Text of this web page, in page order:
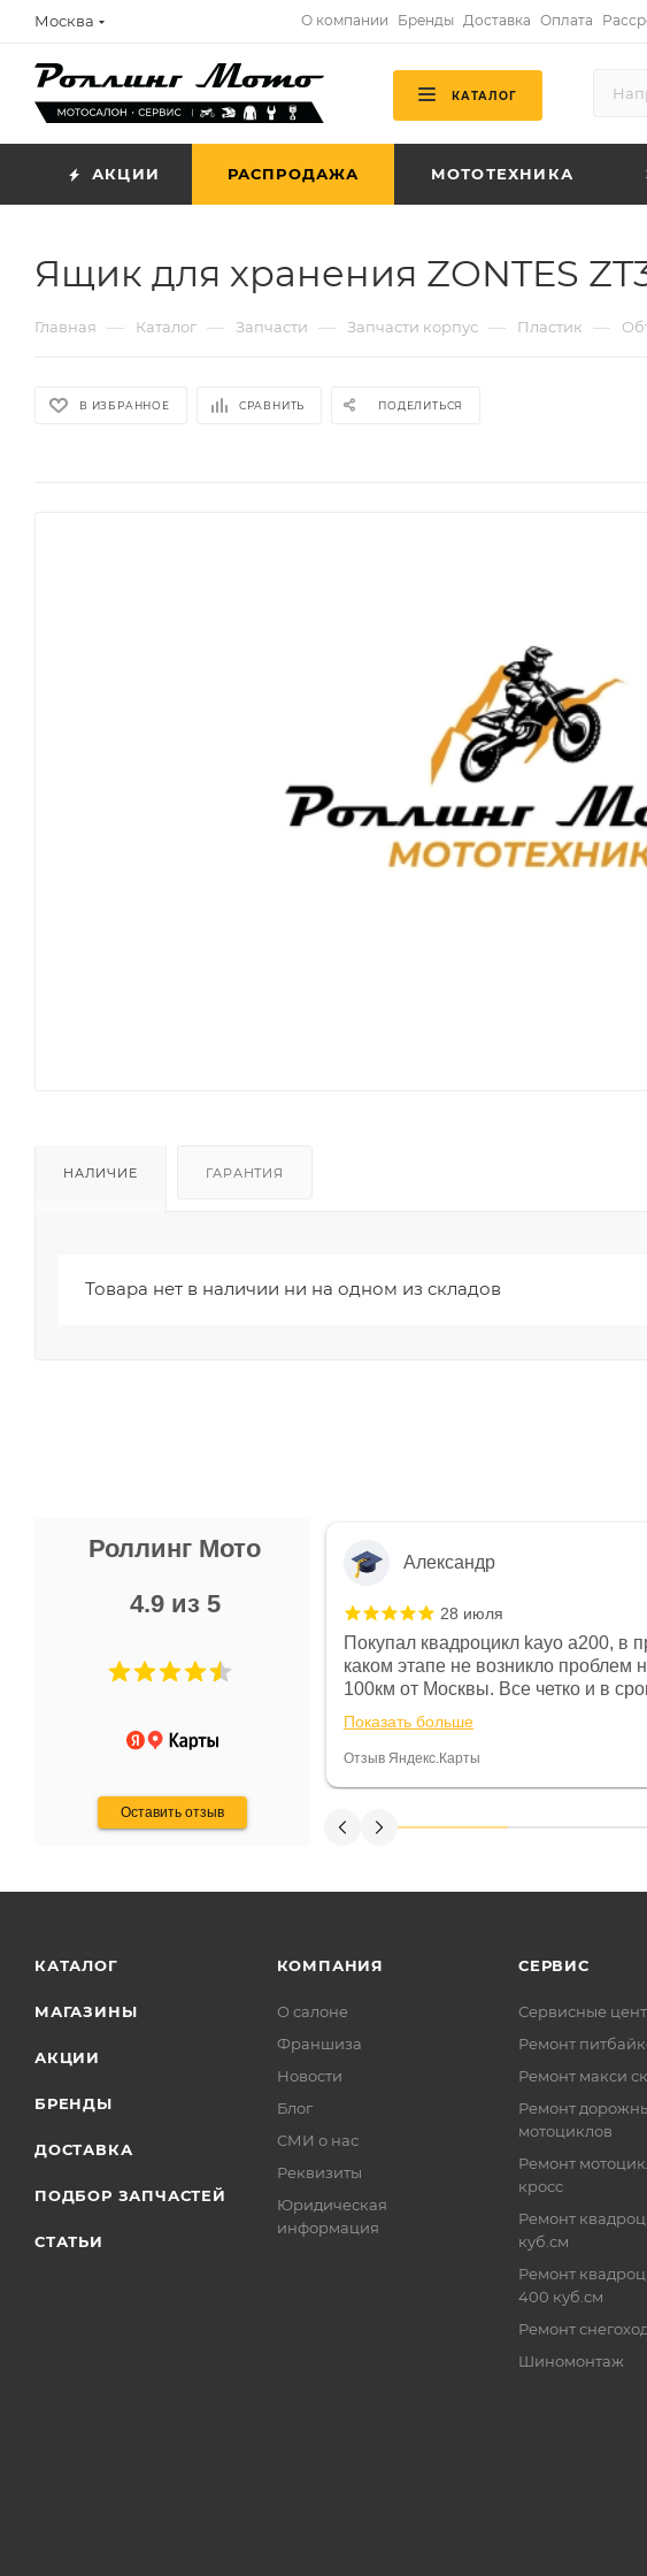
Москва О компании Бренды Доставка Оплата
КАТАЛОГ
АКЦИИ РАСПРОДАЖА МОТОТЕХНИКА
Ящик для хранения ZONTES
Главная — Каталог — Запчасти — Запчасти корпус — Пластик —
В ИЗБРАННОЕ СРАВНИТЬ ПОДЕЛИТЬСЯ
НАЛИЧИЕ ГАРАНТИЯ
Товара нет в наличии ни на одном из складов
Роллинг Мото
4.9 из 5
Оставить отзыв
Не понравились условия
и дают только на год)
Александр
28 июля
Покупал квадроцикл kayo a200, в
каком этапе не возникло проблем
100км от Москвы. Все четко и в
спидометре всегда был 0, при этом
постоянно были на связи и в
Считаю, что это говорит о
Показать больше
Отзыв Яндекс.Карты
КАТАЛОГ
МАГАЗИНЫ
АКЦИИ
БРЕНДЫ
ДОСТАВКА
ПОДБОР ЗАПЧАСТЕЙ
СТАТЬИ
КОМПАНИЯ
О салоне
Франшиза
Новости
Блог
СМИ о нас
Реквизиты
Юридическая
информация
СЕРВИС
Сервисные
Ремонт
Ремонт макси
Ремонт
мотоциклов
Ремонт
кросс
Ремонт
куб.см
Ремонт
400 куб.см
Ремонт
Шиномонтаж